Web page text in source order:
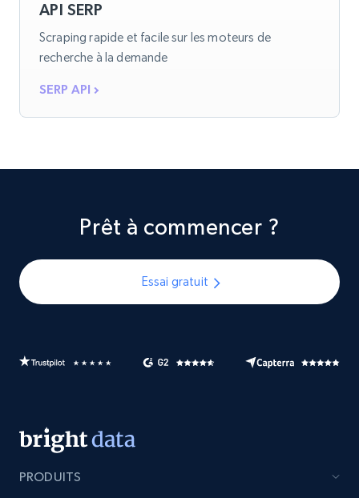
API SERP
Scraping rapide et facile sur les moteurs de
recherche à la demande
SERP API
Prêt à commencer ?
Essai gratuit
PRODUITS